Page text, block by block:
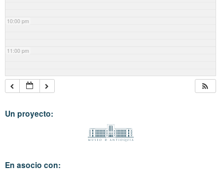
10:00 pm
11:00 pm
Un proyecto:
En asocio con: